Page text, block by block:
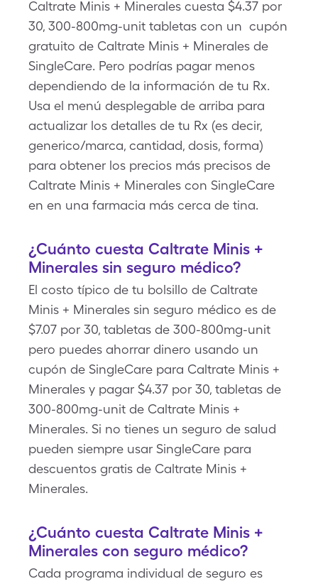
Caltrate Minis + Minerales cuesta $4.37 por
30, 300-800mg-unit tabletas con un cupón
gratuito de Caltrate Minis + Minerales de
SingleCare. Pero podrías pagar menos
dependiendo de la información de tu Rx.
Usa el menú desplegable de arriba para
actualizar los detalles de tu Rx (es decir,
generico/marca, cantidad, dosis, forma)
para obtener los precios más precisos de
Caltrate Minis + Minerales con SingleCare
en en una farmacia más cerca de tina.
¿Cuánto cuesta Caltrate Minis +
Minerales sin seguro médico?
El costo típico de tu bolsillo de Caltrate
Minis + Minerales sin seguro médico es de
$7.07 por 30, tabletas de 300-800mg-unit
pero puedes ahorrar dinero usando un
cupón de SingleCare para Caltrate Minis +
Minerales y pagar $4.37 por 30, tabletas de
300-800mg-unit de Caltrate Minis +
Minerales. Si no tienes un seguro de salud
pueden siempre usar SingleCare para
descuentos gratis de Caltrate Minis +
Minerales.
¿Cuánto cuesta Caltrate Minis +
Minerales con seguro médico?
Cada programa individual de seguro es